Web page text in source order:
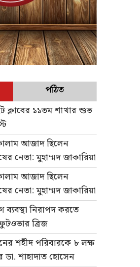
পঠিত
ক্লাবের ১১তম শাখার শুভ
আজাদ ছিলেন
নেতা: মুহাম্মদ জাকারিয়া
আজাদ ছিলেন
নেতা: মুহাম্মদ জাকারিয়া
নিরাপদ করতে
ব্রিজ
শহীদ পরিবারকে ৮ লক্ষ
শাহাদাত হোসেন